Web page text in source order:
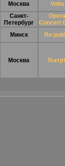
Москва Volta
Санкт-
Петербург
Opera
Concert
Минск
Москва